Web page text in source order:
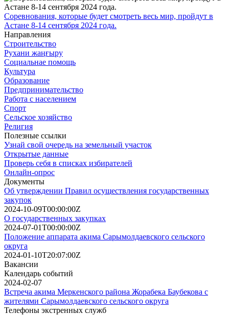
Соревнования, которые будет смотреть весь мир, пройдут в
Астане 8-14 сентября 2024 года.
Направления
Строительство
Рухани жаңғыру
Социальнае помощь
Культура
Образование
Предпринимательство
Работа с населением
Спорт
Сельское хозяйство
Религия
Полезные ссылки
Узнай свой очередь на земельный участок
Открытые данные
Проверь себя в списках избирателей
Онлайн-опрос
Документы
Об утверждении Правил осуществления государственных
закупок
2024-10-09T00:00:00Z
О государственных закупках
2024-07-01T00:00:00Z
Положение аппарата акима Сарымолдаевского сельского
округа
2024-01-10T20:07:00Z
Вакансии
Календарь событий
2024-02-07
Встреча акима Меркенского района Жорабека Баубекова с
жителями Сарымолдаевского сельского округа
Телефоны экстренных служб